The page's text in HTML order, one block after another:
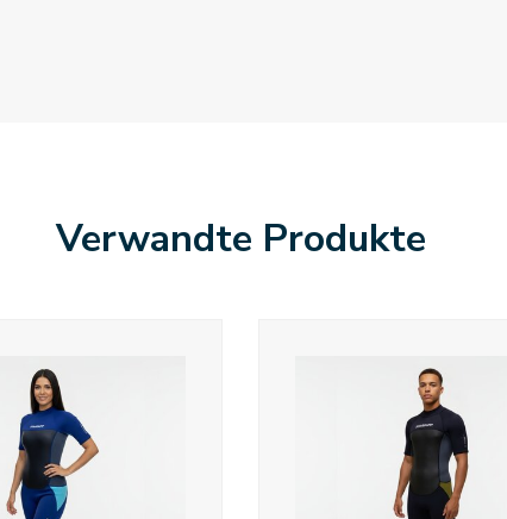
Verwandte Produkte